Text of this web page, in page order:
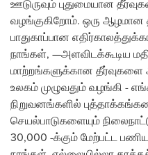
ஊடுருவும் புதுமையான
வழங்குகிறோம். ஒரு ஆழமான
பாதுகாப்பான
நாங்கள், —அளவிடக்கூடிய
மாற்றங்களுக்கான
உலகம் முழுவதும் வழங்கி -
நிறுவனங்களில்
செயல்பாடுகளையும்
30,000 -க்கும் மேற்பட்ட